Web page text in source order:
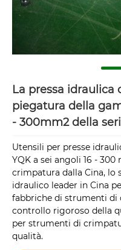
La pressa idraulica
piegatura della
- 300mm2 della
Utensili per presse
YQK a sei angoli 16 -
crimpatura dalla Cina,
idraulico leader in Cina
fabbriche di strumenti di
controllo rigoroso della
per strumenti di
qualità.